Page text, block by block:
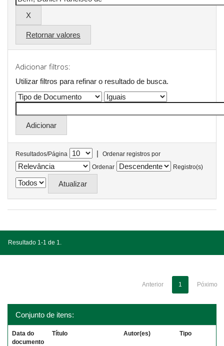
Retornar valores
Adicionar filtros:
Utilizar filtros para refinar o resultado de busca.
Resultados/Página |
Ordenar registros por
Ordenar
Registro(s)
Resultado 1-1 de 1.
Anterior 1 Póximo
Conjunto de itens:
Data do
documento
Título Autor(es) Tipo